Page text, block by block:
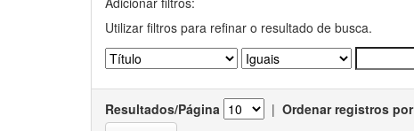
Utilizar filtros para refinar o resultado de busca.
Resultados/Página | Ordenar registros por